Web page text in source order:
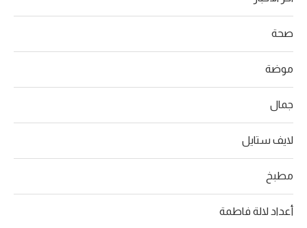
صحة
موضة
جمال
لايف ستايل
مطبخ
أعداد لالة فاطمة